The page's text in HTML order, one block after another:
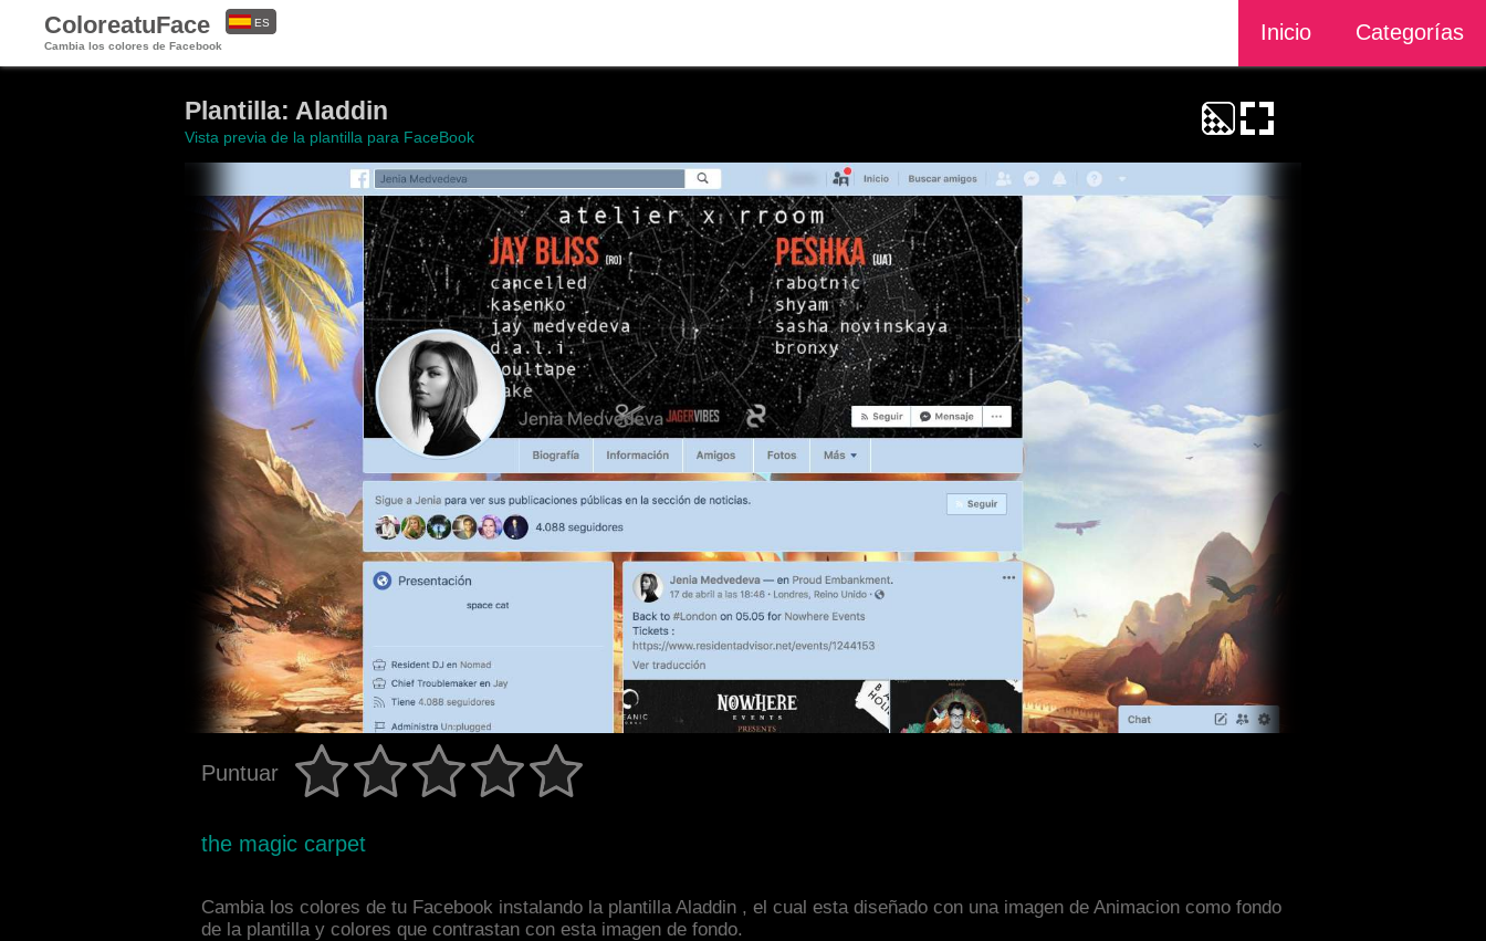
ColoreatuFace
Cambia los colores de Facebook
Inicio Categorías
ES
Plantilla: Aladdin
Vista previa de la plantilla para FaceBook
Puntuar
the magic carpet
Cambia los colores de tu Facebook instalando la plantilla Aladdin , el cual esta diseñado con una imagen de Animacion como fondo
de la plantilla y colores que contrastan con esta imagen de fondo.